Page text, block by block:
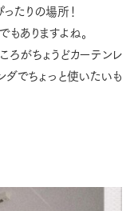
たりの場所！
ありますよね。
ろがちょうどカーテンレ
ダでちょっと使いたいも